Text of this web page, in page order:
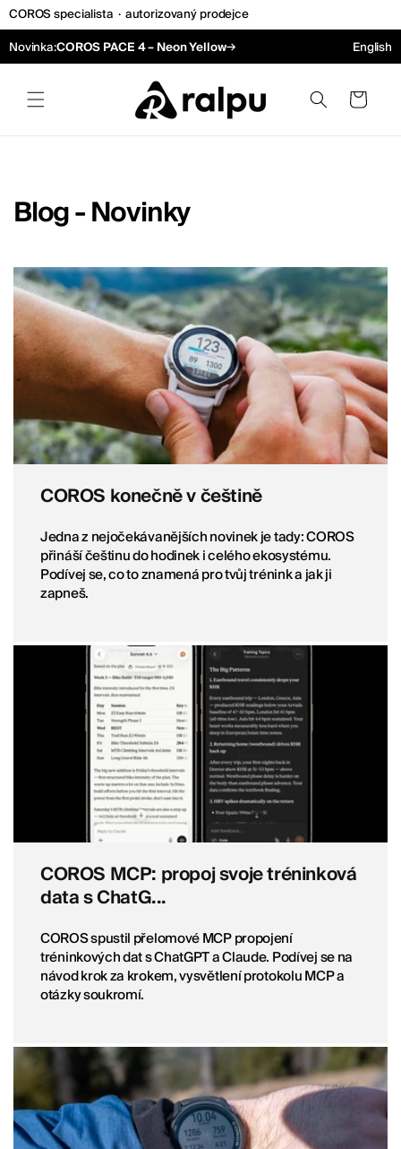
Přejít k obsahu
COROS specialista · autorizovaný prodejce
Novinka:COROS PACE 4 – Neon Yellow→ English
Košík
Blog - Novinky
COROS konečně v češtině
Jedna z nejočekávanějších novinek je tady: COROS
přináší češtinu do hodinek i celého ekosystému.
Podívej se, co to znamená pro tvůj trénink a jak ji
zapneš.
COROS MCP: propoj svoje tréninková
data s ChatG...
COROS spustil přelomové MCP propojení
tréninkových dat s ChatGPT a Claude. Podívej se na
návod krok za krokem, vysvětlení protokolu MCP a
otázky soukromí.